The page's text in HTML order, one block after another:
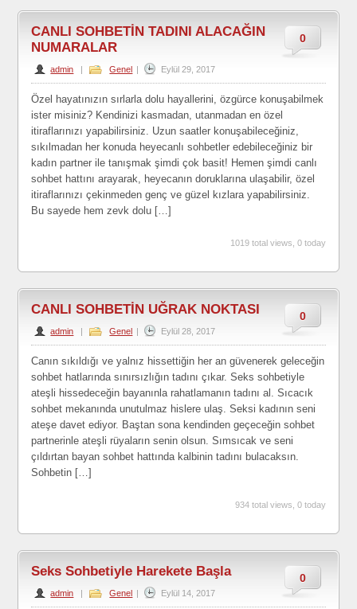
0
CANLI SOHBETİN TADINI ALACAĞIN
NUMARALAR
admin | Genel | Eylül 29, 2017
Özel hayatınızın sırlarla dolu hayallerini, özgürce konuşabilmek
ister misiniz? Kendinizi kasmadan, utanmadan en özel
itiraflarınızı yapabilirsiniz. Uzun saatler konuşabileceğiniz,
sıkılmadan her konuda heyecanlı sohbetler edebileceğiniz bir
kadın partner ile tanışmak şimdi çok basit! Hemen şimdi canlı
sohbet hattını arayarak, heyecanın doruklarına ulaşabilir, özel
itiraflarınızı çekinmeden genç ve güzel kızlara yapabilirsiniz.
Bu sayede hem zevk dolu […]
1019 total views, 0 today
0
CANLI SOHBETİN UĞRAK NOKTASI
admin | Genel | Eylül 28, 2017
Canın sıkıldığı ve yalnız hissettiğin her an güvenerek geleceğin
sohbet hatlarında sınırsızlığın tadını çıkar. Seks sohbetiyle
ateşli hissedeceğin bayanınla rahatlamanın tadını al. Sıcacık
sohbet mekanında unutulmaz hislere ulaş. Seksi kadının seni
ateşe davet ediyor. Baştan sona kendinden geçeceğin sohbet
partnerinle ateşli rüyaların senin olsun. Sımsıcak ve seni
çıldırtan bayan sohbet hattında kalbinin tadını bulacaksın.
Sohbetin […]
934 total views, 0 today
0
Seks Sohbetiyle Harekete Başla
admin | Genel | Eylül 14, 2017